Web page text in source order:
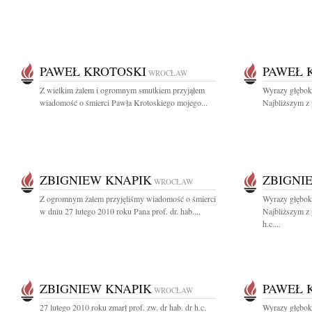
PAWEŁ KROTOSKI WROCŁAW
Z wielkim żalem i ogromnym smutkiem przyjąłem
wiadomość o śmierci Pawła Krotoskiego mojego...
PAWEŁ
Wyrazy
Najbliższym z
ZBIGNIEW KNAPIK WROCŁAW
Z ogromnym żalem przyjęliśmy wiadomość o śmierci
w dniu 27 lutego 2010 roku Pana prof. dr. hab....
Wyrazy
Najbliższym z
h.c....
ZBIGNIEW KNAPIK WROCŁAW
27 lutego 2010 roku zmarł prof. zw. dr hab. dr h.c.
PAWEŁ
Wyrazy